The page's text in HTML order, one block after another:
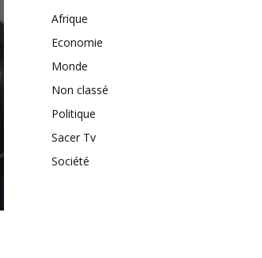
Afrique
Economie
Monde
Non classé
Politique
Sacer Tv
Société